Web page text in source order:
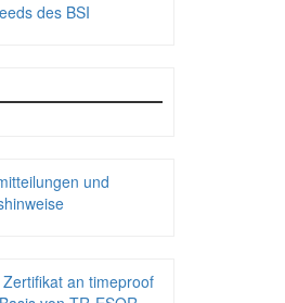
des BSI
und
an timeproof